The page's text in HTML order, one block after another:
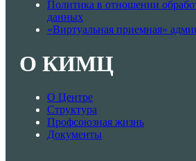
Политика в отношении
данных
«Виртуальная приемная»
О КИМЦ
О Центре
Структура
Профсоюзная жизнь
Документы